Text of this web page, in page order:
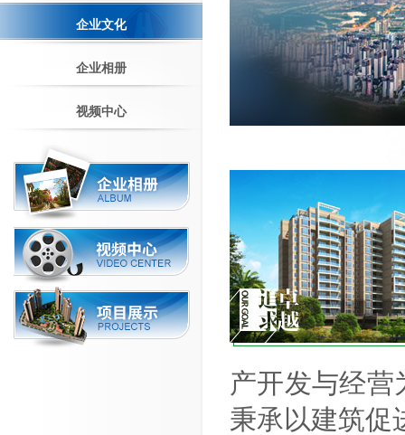
企业文化
企业相册
视频中心
产开发与经营
秉承以建筑促